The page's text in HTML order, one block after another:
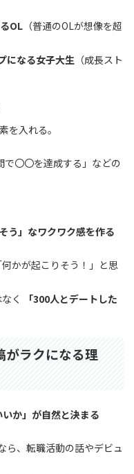
OL （普通のOLが想像を超
になる女子大生 （成長スト
を入れる。
で〇〇を達成する」などの
う」なワクワク感を作る
かが起こりそう！」と思
く
「300人とデートした
がラクになる理
か」が自然と決まる
ら、転職活動の話やデビュ